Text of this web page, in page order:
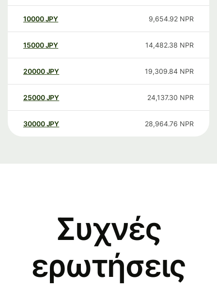
10000 JPY 9,654.92 NPR
15000 JPY 14,482.38 NPR
20000 JPY 19,309.84 NPR
25000 JPY 24,137.30 NPR
30000 JPY 28,964.76 NPR
Συχνές
ερωτήσεις